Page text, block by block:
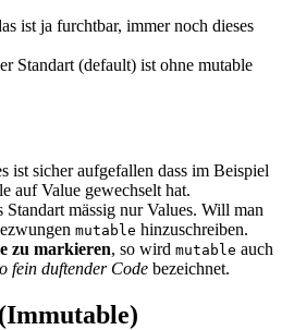
ist ja furchtbar, immer noch dieses
Standart (default) ist ohne mutable
ist sicher aufgefallen dass im Beispiel
auf Value gewechselt hat.
mässig nur Values. Will man
mutable hinzuschreiben.
zu markieren, so wird mutable auch
fein duftender Code bezeichnet.